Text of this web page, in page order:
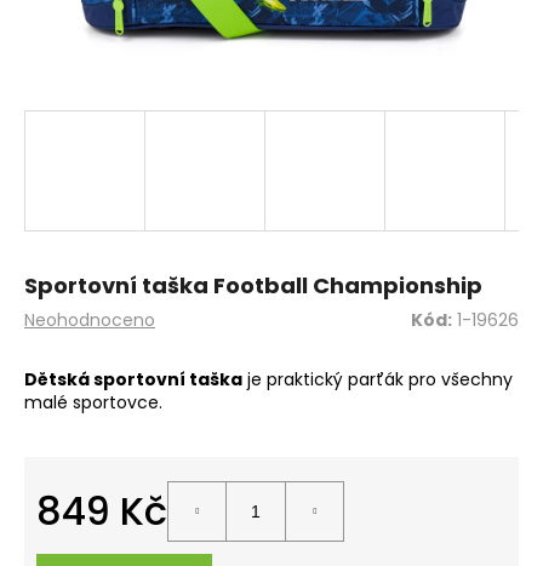
Průměrné
produktu
je
0,0
Neohodnoceno
Sportovní taška Football Championship
Kód: 1-19626
Dětská sportovní taška je praktický parťák pro všechny
malé sportovce.
849 Kč
t
HLEDAT
D
o
u
č